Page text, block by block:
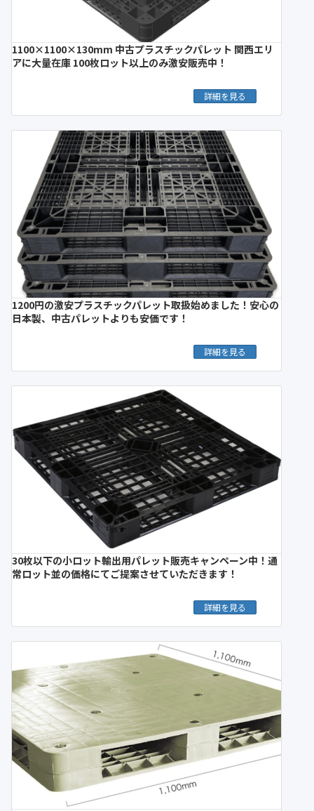
1100×1100×130mm 中古プラスチックパレット 関西エリ
アに大量在庫 100枚ロット以上のみ激安販売中！
詳細を見る
1200円の激安プラスチックパレット取扱始めました！安心の
日本製、中古パレットよりも安価です！
詳細を見る
30枚以下の小ロット輸出用パレット販売キャンペーン中！通
常ロット並の価格にてご提案させていただきます！
詳細を見る